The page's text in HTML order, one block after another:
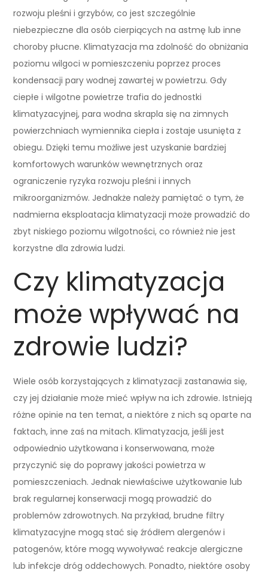
rozwoju pleśni i grzybów, co jest szczególnie
niebezpieczne dla osób cierpiących na astmę lub inne
choroby płucne. Klimatyzacja ma zdolność do obniżania
poziomu wilgoci w pomieszczeniu poprzez proces
kondensacji pary wodnej zawartej w powietrzu. Gdy
ciepłe i wilgotne powietrze trafia do jednostki
klimatyzacyjnej, para wodna skrapla się na zimnych
powierzchniach wymiennika ciepła i zostaje usunięta z
obiegu. Dzięki temu możliwe jest uzyskanie bardziej
komfortowych warunków wewnętrznych oraz
ograniczenie ryzyka rozwoju pleśni i innych
mikroorganizmów. Jednakże należy pamiętać o tym, że
nadmierna eksploatacja klimatyzacji może prowadzić do
zbyt niskiego poziomu wilgotności, co również nie jest
korzystne dla zdrowia ludzi.
Czy klimatyzacja
może wpływać na
zdrowie ludzi?
Wiele osób korzystających z klimatyzacji zastanawia się,
czy jej działanie może mieć wpływ na ich zdrowie. Istnieją
różne opinie na ten temat, a niektóre z nich są oparte na
faktach, inne zaś na mitach. Klimatyzacja, jeśli jest
odpowiednio użytkowana i konserwowana, może
przyczynić się do poprawy jakości powietrza w
pomieszczeniach. Jednak niewłaściwe użytkowanie lub
brak regularnej konserwacji mogą prowadzić do
problemów zdrowotnych. Na przykład, brudne filtry
klimatyzacyjne mogą stać się źródłem alergenów i
patogenów, które mogą wywoływać reakcje alergiczne
lub infekcje dróg oddechowych. Ponadto, niektóre osoby